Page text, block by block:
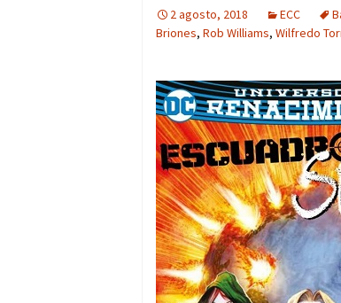
2 agosto, 2018 ECC
Briones, Rob Williams, Wilfredo